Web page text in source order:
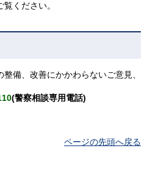
覧ください。
備、改善にかかわらないご意見、
(警察相談専用電話)
ページの先頭へ戻る